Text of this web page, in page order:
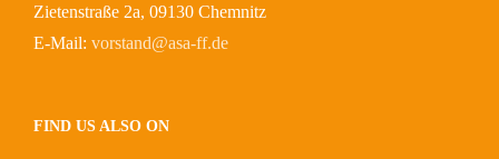
Zietenstraße 2a, 09130 Chemnitz
E-Mail: vorstand@asa-ff.de
FIND US ALSO ON